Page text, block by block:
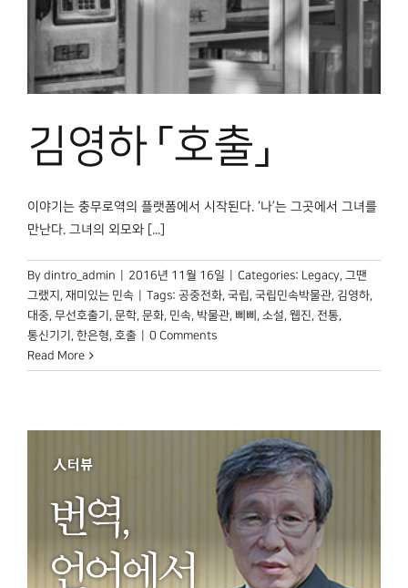
김영하 「호출」
이야기는 충무로역의 플랫폼에서 시작된다. ‘나’는 그곳에서 그녀를
만난다. 그녀의 외모와 [...]
By dintro_admin 2016년 11월 16일 Categories: Legacy, 그땐
그랬지 , 재미있는 민속 Tags: 공중전화, 국립, 국립민속박물관, 김영하,
대중, 무선호출기 , 문학, 문화, 민속, 박물관, 삐삐 , 소설, 웹진, 전통,
통신기기 , 한은형, 호출
0 Comments
Read More